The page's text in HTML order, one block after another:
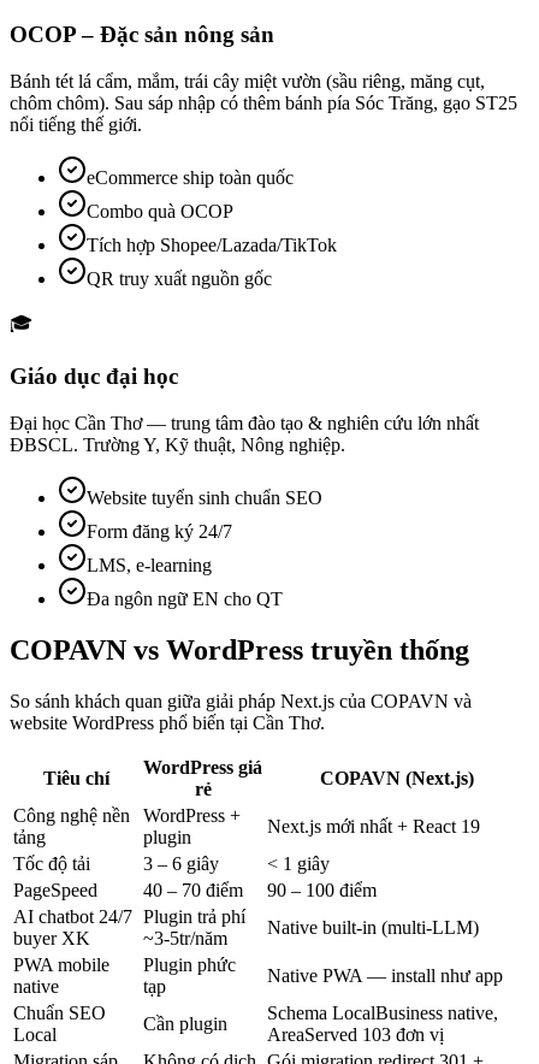
OCOP – Đặc sản nông sản
Bánh tét lá cẩm, mắm, trái cây miệt vườn (sầu riêng, măng cụt,
chôm chôm). Sau sáp nhập có thêm bánh pía Sóc Trăng, gạo ST25
nổi tiếng thế giới.
eCommerce ship toàn quốc
Combo quà OCOP
Tích hợp Shopee/Lazada/TikTok
QR truy xuất nguồn gốc
🎓
Giáo dục đại học
Đại học Cần Thơ — trung tâm đào tạo & nghiên cứu lớn nhất
ĐBSCL. Trường Y, Kỹ thuật, Nông nghiệp.
Website tuyển sinh chuẩn SEO
Form đăng ký 24/7
LMS, e-learning
Đa ngôn ngữ EN cho QT
COPAVN vs WordPress truyền thống
So sánh khách quan giữa giải pháp Next.js của COPAVN và
website WordPress phổ biến tại Cần Thơ.
Tiêu chí
WordPress giá
rẻ
COPAVN (Next.js)
Công nghệ nền
tảng
WordPress +
plugin
Next.js mới nhất + React 19
Tốc độ tải
3 – 6 giây
< 1 giây
PageSpeed
40 – 70 điểm
90 – 100 điểm
AI chatbot 24/7
buyer XK
Plugin trả phí
~3-5tr/năm
Native built-in (multi-LLM)
PWA mobile
native
Plugin phức
tạp
Native PWA — install như app
Chuẩn SEO
Local
Cần plugin
Schema LocalBusiness native,
AreaServed 103 đơn vị